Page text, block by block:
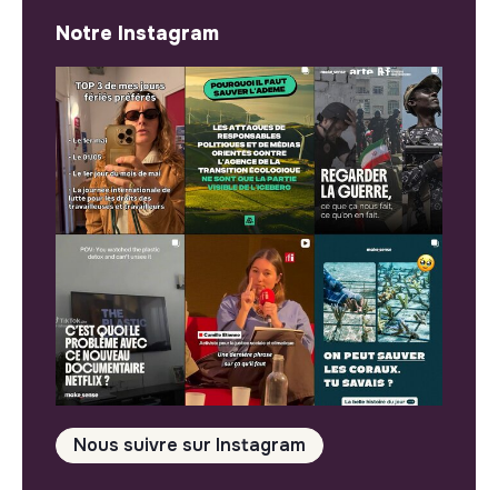
Notre Instagram
Nous suivre sur Instagram